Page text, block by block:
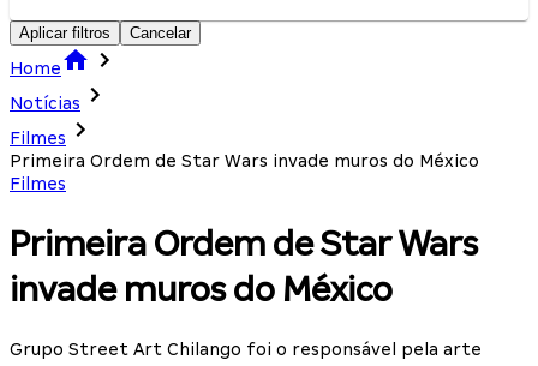
Aplicar filtros Cancelar
Home
Notícias
Filmes
Primeira Ordem de Star Wars invade muros do México
Filmes
Primeira Ordem de Star Wars
invade muros do México
Grupo Street Art Chilango foi o responsável pela arte